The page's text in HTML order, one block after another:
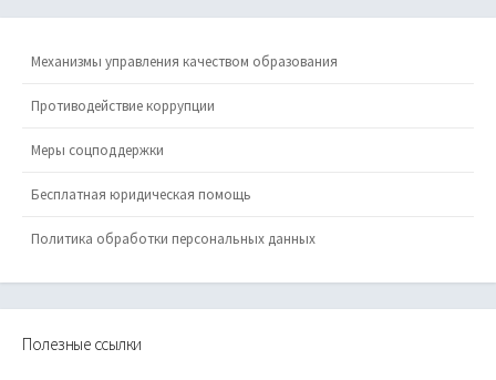
Механизмы управления качеством образования
Противодействие коррупции
Меры соцподдержки
Бесплатная юридическая помощь
Политика обработки персональных данных
Полезные ссылки